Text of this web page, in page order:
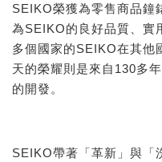
SEIKO榮獲為零售商品鐘
為SEIKO的良好品質、實
多個國家的SEIKO在其他
天的榮耀則是來自130多
的開發。
SEIKO帶著「革新」與「